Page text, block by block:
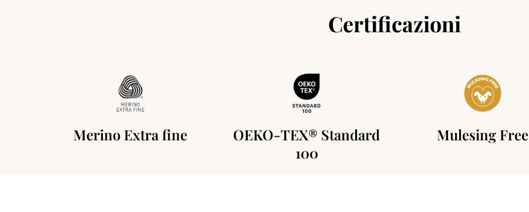
Certificazioni
Merino Extra fine
OEKO-TEX® Standard
100
Mulesing Free